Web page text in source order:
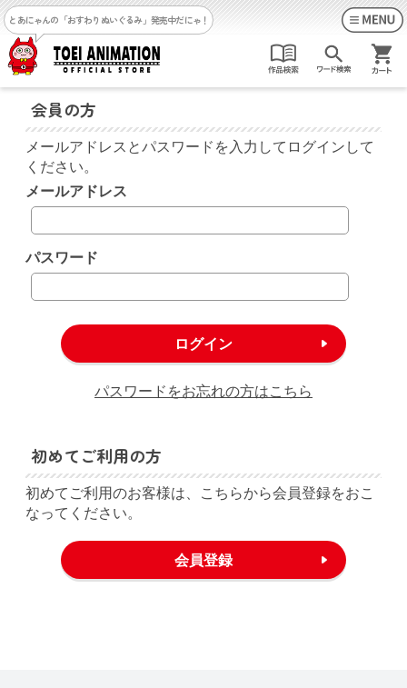
とあにゃんの「おすわりぬいぐるみ」発売中だにゃ！
会員の方
メールアドレスとパスワードを入力してログインして
ください。
メールアドレス
パスワード
パスワードをお忘れの方はこちら
初めてご利用の方
初めてご利用のお客様は、こちらから会員登録をおこ
なってください。